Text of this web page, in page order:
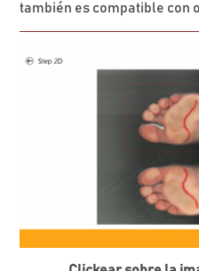
también es compatible con